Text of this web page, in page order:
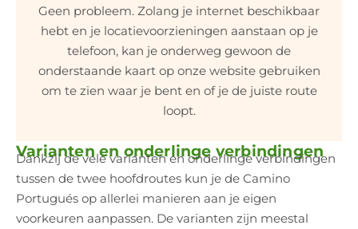
Geen probleem. Zolang je internet beschikbaar
hebt en je locatievoorzieningen aanstaan op je
telefoon, kan je onderweg gewoon de
onderstaande kaart op onze website gebruiken
om te zien waar je bent en of je de juiste route
loopt.
Varianten en onderlinge verbindingen
Dankzij de vele varianten en onderlinge verbindingen
tussen de twee hoofdroutes kun je de Camino
Portugués op allerlei manieren aan je eigen
voorkeuren aanpassen. De varianten zijn meestal